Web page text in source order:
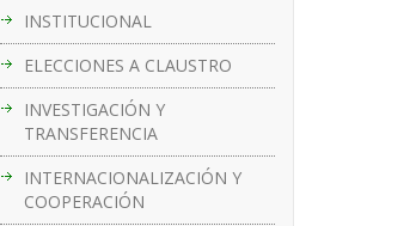
INSTITUCIONAL
ELECCIONES A CLAUSTRO
INVESTIGACIÓN Y
TRANSFERENCIA
INTERNACIONALIZACIÓN Y
COOPERACIÓN